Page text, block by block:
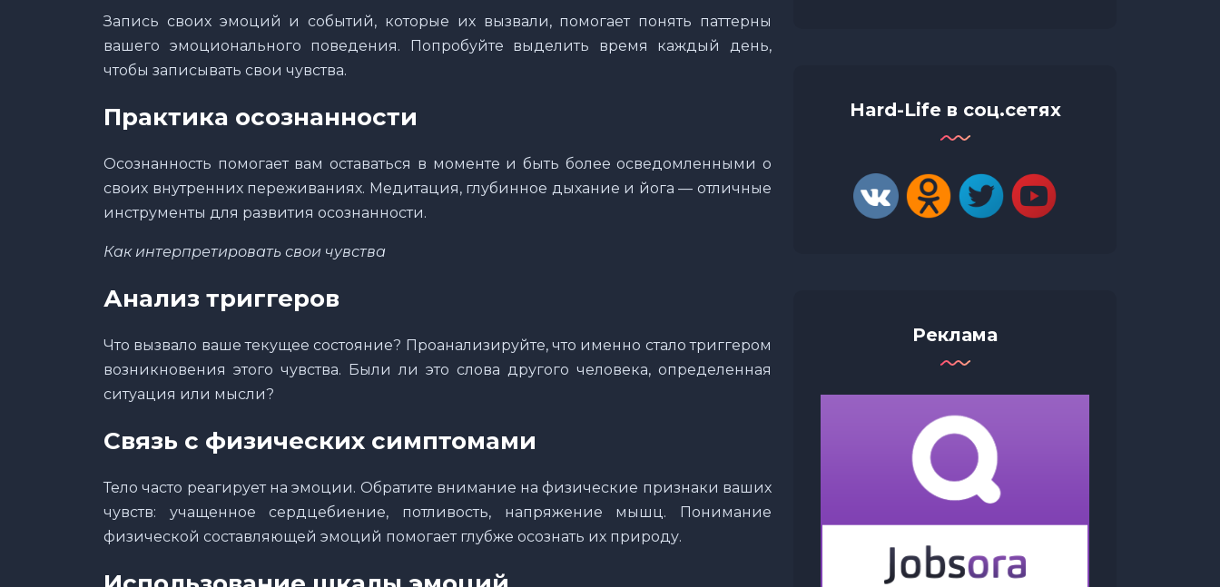
Запись своих эмоций и событий, которые их вызвали, помогает понять паттерны
вашего эмоционального поведения. Попробуйте выделить время каждый день,
чтобы записывать свои чувства.
Практика осознанности
Осознанность помогает вам оставаться в моменте и быть более осведомленными о
своих внутренних переживаниях. Медитация, глубинное дыхание и йога — отличные
инструменты для развития осознанности.
Как интерпретировать свои чувства
Анализ триггеров
Что вызвало ваше текущее состояние? Проанализируйте, что именно стало триггером
возникновения этого чувства. Были ли это слова другого человека, определенная
ситуация или мысли?
Связь с физических симптомами
Тело часто реагирует на эмоции. Обратите внимание на физические признаки ваших
чувств: учащенное сердцебиение, потливость, напряжение мышц. Понимание
физической составляющей эмоций помогает глубже осознать их природу.
Hard-Life в соц.сетях
Реклама